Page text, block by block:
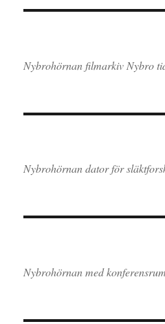
Nybrohörnan filmarkiv Nybro
Nybrohörnan dator för
Nybrohörnan med konferensrum